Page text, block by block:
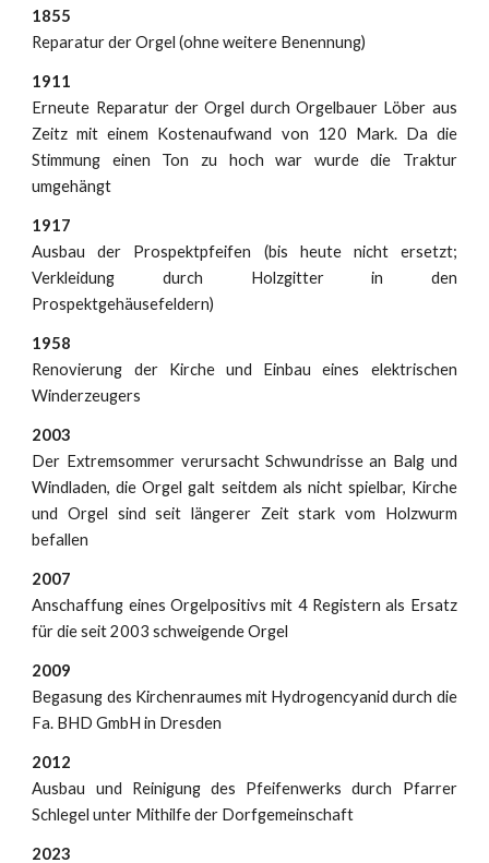
1855
Reparatur der Orgel (ohne weitere Benennung)
1911
Erneute Reparatur der Orgel durch Orgelbauer Löber aus
Zeitz mit einem Kostenaufwand von 120 Mark. Da die
Stimmung einen Ton zu hoch war wurde die Traktur
umgehängt
1917
Ausbau der Prospektpfeifen (bis heute nicht ersetzt;
Verkleidung durch Holzgitter in den
Prospektgehäusefeldern)
1958
Renovierung der Kirche und Einbau eines elektrischen
Winderzeugers
2003
Der Extremsommer verursacht Schwundrisse an Balg und
Windladen, die Orgel galt seitdem als nicht spielbar, Kirche
und Orgel sind seit längerer Zeit stark vom Holzwurm
befallen
2007
Anschaffung eines Orgelpositivs mit 4 Registern als Ersatz
für die seit 2003 schweigende Orgel
2009
Begasung des Kirchenraumes mit Hydrogencyanid durch die
Fa. BHD GmbH in Dresden
2012
Ausbau und Reinigung des Pfeifenwerks durch Pfarrer
Schlegel unter Mithilfe der Dorfgemeinschaft
2023